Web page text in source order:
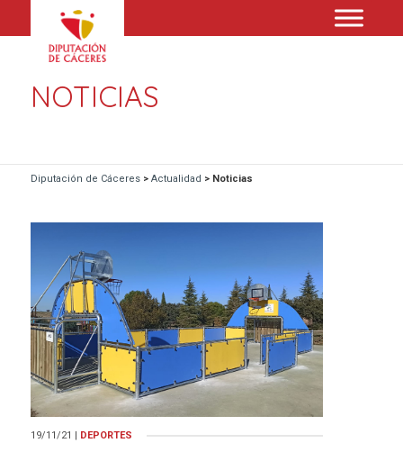
NOTICIAS
Diputación de Cáceres> Actualidad > Noticias
19/11/21 DEPORTES